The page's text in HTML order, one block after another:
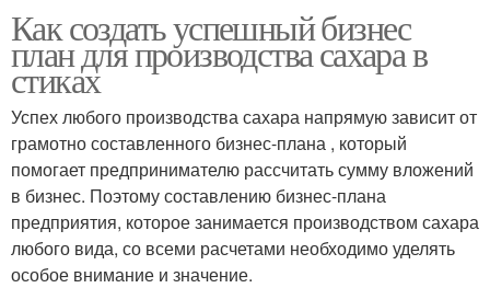
Как создать успешный бизнес
план для производства сахара в
стиках
Успех любого производства сахара напрямую зависит от
грамотно составленного бизнес-плана , который
помогает предпринимателю рассчитать сумму вложений
в бизнес. Поэтому составлению бизнес-плана
предприятия, которое занимается производством сахара
любого вида, со всеми расчетами необходимо уделять
особое внимание и значение.